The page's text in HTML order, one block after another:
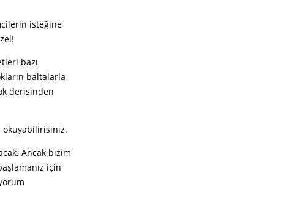
isteğine
bazı
baltalarla
derisinden
okuyabilirisiniz.
Ancak bizim
için